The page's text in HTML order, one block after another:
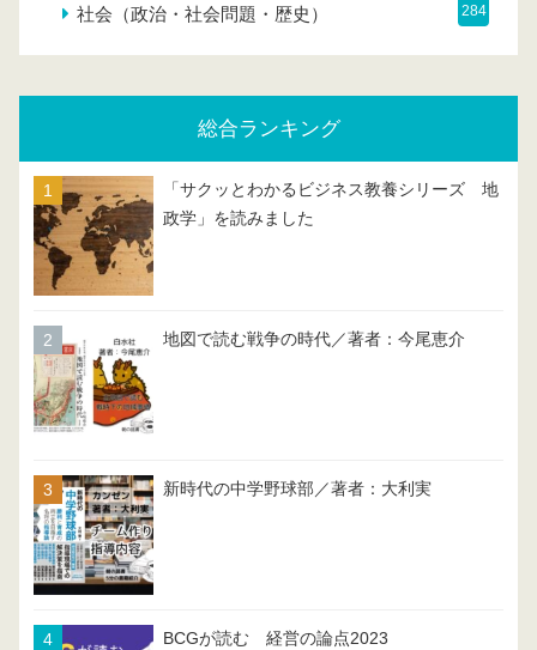
社会（政治・社会問題・歴史） 284
総合ランキング
「サクッとわかるビジネス教養シリーズ 地
政学」を読みました
地図で読む戦争の時代／著者：今尾恵介
新時代の中学野球部／著者：大利実
BCGが読む 経営の論点2023